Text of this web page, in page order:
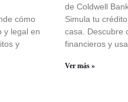
cómo
y legal en
y
de Coldwell
Simula tu
casa. Descubre
financieros y
Ver más »